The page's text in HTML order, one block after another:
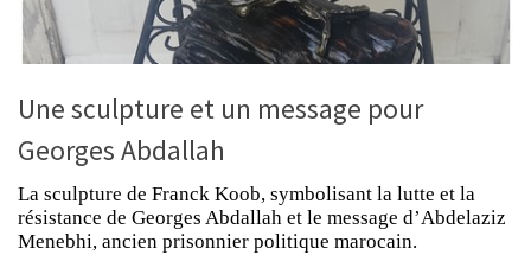
Une sculpture et un message pour
Georges Abdallah
La sculpture de Franck Koob, symbolisant la lutte et la
résistance de Georges Abdallah et le message d’Abdelaziz
Menebhi, ancien prisonnier politique marocain.